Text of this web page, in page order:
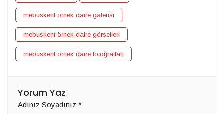
mebuskent örnek daire galerisi
mebuskent örnek daire görselleri
mebuskent örnek daire fotoğrafları
Yorum Yaz
Adınız Soyadınız *